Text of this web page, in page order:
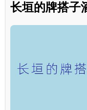
长垣的牌搭子